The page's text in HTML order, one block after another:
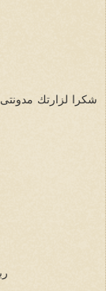
شكرا لزارتك